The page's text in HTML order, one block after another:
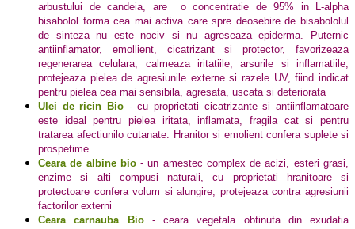
arbustului de candeia, are o concentratie de 95% in L-alpha
bisabolol forma cea mai activa care spre deosebire de bisabololul
de sinteza nu este nociv si nu agreseaza epiderma. Puternic
antiinflamator, emollient, cicatrizant si protector, favorizeaza
regenerarea celulara, calmeaza iritatiile, arsurile si inflamatiile,
protejeaza pielea de agresiunile externe si razele UV, fiind indicat
pentru pielea cea mai sensibila, agresata, uscata si deteriorata
Ulei de ricin Bio - cu proprietati cicatrizante si antiinflamatoare
este ideal pentru pielea iritata, inflamata, fragila cat si pentru
tratarea afectiunilo cutanate. Hranitor si emolient confera suplete si
prospetime.
Ceara de albine bio- un amestec complex de acizi, esteri grasi,
enzime si alti compusi naturali, cu proprietati hranitoare si
protectoare confera volum si alungire, protejeaza contra agresiunii
factorilor externi
Ceara carnauba Bio - ceara vegetala obtinuta din exudatia